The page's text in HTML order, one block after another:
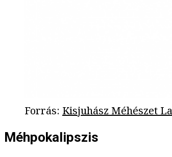
Forrás: Kisjuhász Méhészet
Méhpokalipszis